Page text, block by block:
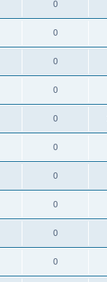
0
0
0
0
0
0
0
0
0
0